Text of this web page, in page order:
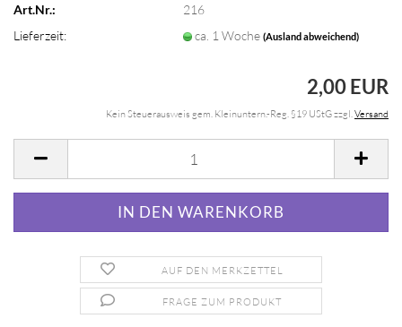
Art.Nr.:
216
Lieferzeit:
ca. 1 Woche(Ausland abweichend)
2,00 EUR
Kein Steuerausweis gem. Kleinuntern.-Reg. §19 UStG zzgl.Versand
AUF DEN MERKZETTEL
FRAGE ZUM PRODUKT